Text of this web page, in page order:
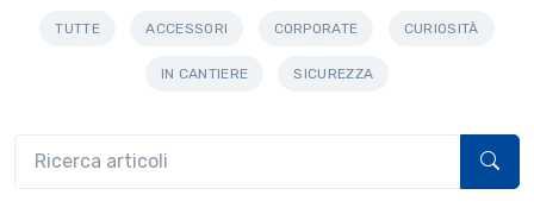
TUTTE ACCESSORI CORPORATE CURIOSITÀ
IN CANTIERE SICUREZZA